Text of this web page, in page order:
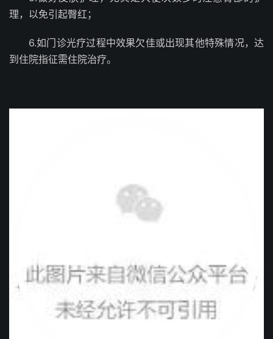
理，以免引起臀红；
6.如门诊光疗过程中效果欠佳或出现其他特殊情况，达
到住院指征需住院治疗。